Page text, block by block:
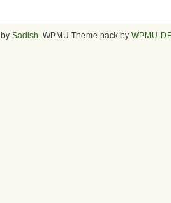
Sadish . WPMU Theme pack by WPMU-